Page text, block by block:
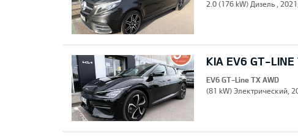
2.0 (176 kW) Дизель ,
KIA EV6 GT-LINE
EV6 GT-Line TX AWD
(81 kW) Электрический,